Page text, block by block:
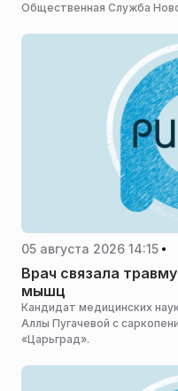
Общественная Служба
05 августа 2026 14:15
Врач связала
мышц
Кандидат медицинских
Аллы Пугачевой с
«Царьград».